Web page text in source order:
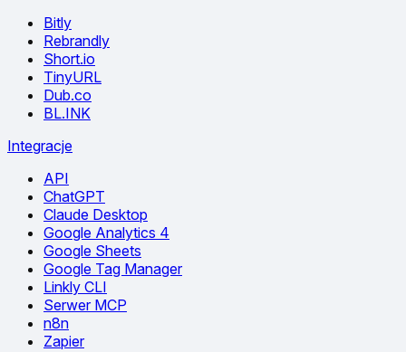
Bitly
Rebrandly
Short.io
TinyURL
Dub.co
BL.INK
Integracje
API
ChatGPT
Claude Desktop
Google Analytics 4
Google Sheets
Google Tag Manager
Linkly CLI
Serwer MCP
n8n
Zapier